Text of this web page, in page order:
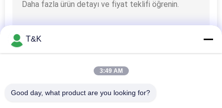
T&K
3:49 AM
Good day, what product are you looking for?